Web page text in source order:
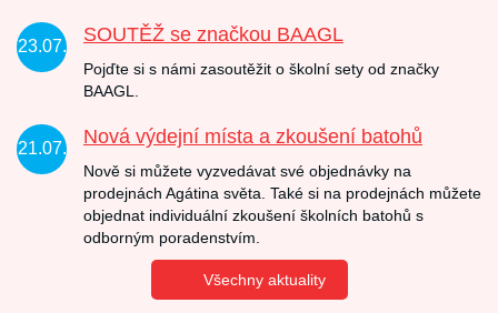
23.07.
SOUTĚŽ se značkou BAAGL
Pojďte si s námi zasoutěžit o školní sety od značky
BAAGL.
21.07.
Nová výdejní místa a zkoušení batohů
Nově si můžete vyzvedávat své objednávky na
prodejnách Agátina světa. Také si na prodejnách můžete
objednat individuální zkoušení školních batohů s
odborným poradenstvím.
Všechny aktuality